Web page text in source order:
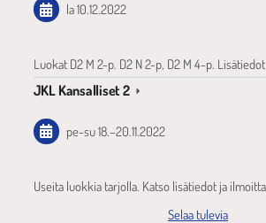
la 10.12.2022
Luokat D2 M 2-p. D2 N 2-p, D2 M 4-p.
JKL Kansalliset 2
pe-su18.–20.11.2022
Useita luokkia tarjolla. Katso lisätiedot ja
Selaa tulevia